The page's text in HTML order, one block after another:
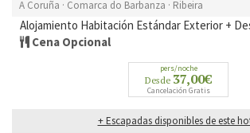
A Coruña · Comarca do Barbanza · Ribeira
Alojamiento Habitación Estándar Exterior +
Cena Opcional
pers/noche
Desde 37,00€
Cancelación Gratis
+ Escapadas disponibles de este